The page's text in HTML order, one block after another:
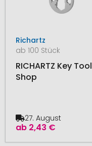
Richartz
ab 100 Stück
RICHARTZ Key Tool
Shop
ab 2,43 €
27. August